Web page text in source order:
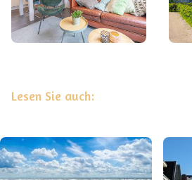
Lesen Sie auch: